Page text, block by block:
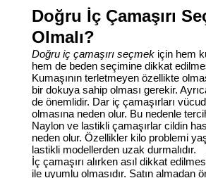
Doğru İç Çamaşırı
Olmalı?
Doğru iç çamaşırı seçmekiçin hem
hem de beden seçimine dikkat
Kumaşının terletmeyen özellikte
bir dokuya sahip olması gerekir.
de önemlidir. Dar iç çamaşırları
olmasına neden olur. Bu nedenle
Naylon ve lastikli çamaşırlar cildin
neden olur. Özellikler kilo problemi
lastikli modellerden uzak durmalıdır.
İç çamaşırı alırken asıl dikkat
ile uyumlu olmasıdır. Satın almadan